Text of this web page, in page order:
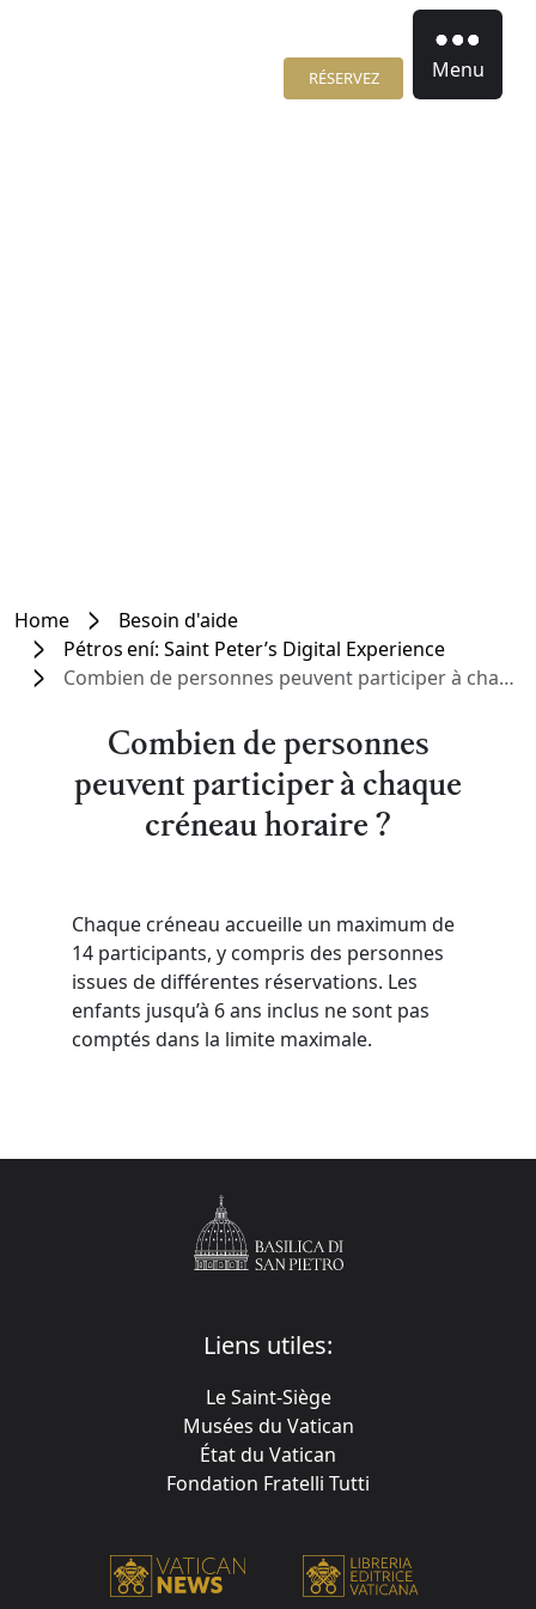
RÉSERVEZ Menu
Home
Besoin d'aide
Pétros ení: Saint Peter’s Digital Experience
Combien de personnes peuvent participer à chaque créneau horaire ?
Combien de personnes
peuvent participer à chaque
créneau horaire ?
Chaque créneau accueille un maximum de
14 participants, y compris des personnes
issues de différentes réservations. Les
enfants jusqu’à 6 ans inclus ne sont pas
comptés dans la limite maximale.
Liens utiles:
Le Saint-Siège
Musées du Vatican
État du Vatican
Fondation Fratelli Tutti